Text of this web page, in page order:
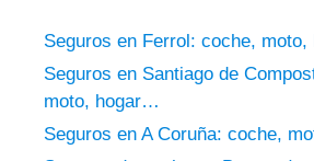
Seguros en Ferrol: coche,
Seguros en Santiago de
moto, hogar…
Seguros en A Coruña: coche,